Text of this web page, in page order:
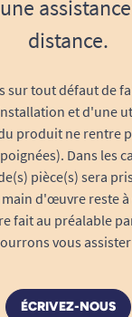
28/05/2014
du matériel et
distance.
sur tout défaut de
et d'une
produit ne rentre
Dans les
pièce(s) sera
d'œuvre reste
fait au préalable
vous
ÉCRIVEZ-NOUS